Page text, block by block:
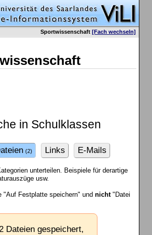
Sportwissenschaft [Fach wechseln]
in Schulklassen
(2) Links E-Mails
unterteilen. Beispiele für derartige
usw.
"Auf Festplatte speichern" und nicht"Datei
Dateien gespeichert,